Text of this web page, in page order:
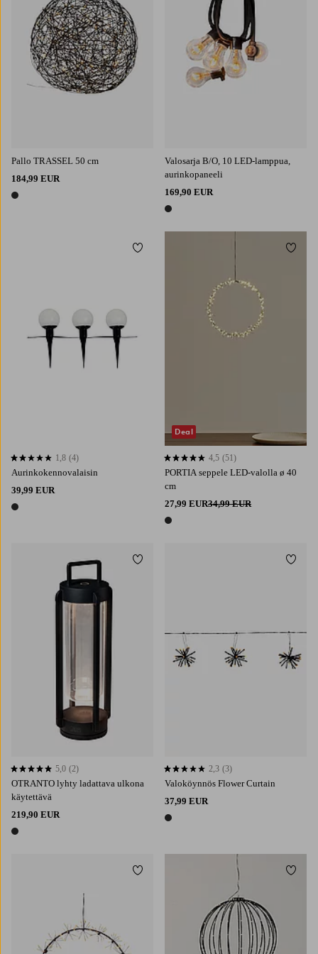
Pallo TRASSEL 50 cm
184,99 EUR
1 väri
Valosarja B/O, 10 LED-lamppua,
aurinkopaneeli
169,90 EUR
1 väri
Aurinkokennovalaisin
39,99 EUR
1 väri
1,8 perustuen 4 arvosanaan
1,8 (4)
Lisää suosikkeihin
PORTIA seppele LED-valolla ø 40
cm
27,99 EUR34,99 EUR
1 väri
4,5 perustuen 51 arvosanaan
4,5 (51)
Deal
Lisää
OTRANTO lyhty ladattava ulkona
käytettävä
219,90 EUR
1 väri
5,0 perustuen 2 arvosanaan
5,0 (2)
Lisää suosikkeihin
Valoköynnös Flower Curtain
37,99 EUR
1 väri
2,3 perustuen 3 arvosanaan
2,3 (3)
Lisää
Lisää suosikkeihin Lisää